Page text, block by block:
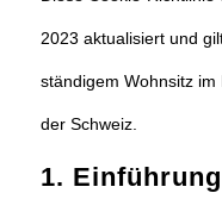
2023 aktualisiert und
ständigem Wohnsitz
der Schweiz.
1. Einführung